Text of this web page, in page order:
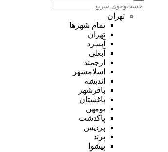
تهران
تمام شهر‌ها
تهران
آبسرد
آبعلی
ارجمند
اسلامشهر
اندیشه
باقرشهر
باغستان
بومهن
پاکدشت
پردیس
پرند
پیشوا